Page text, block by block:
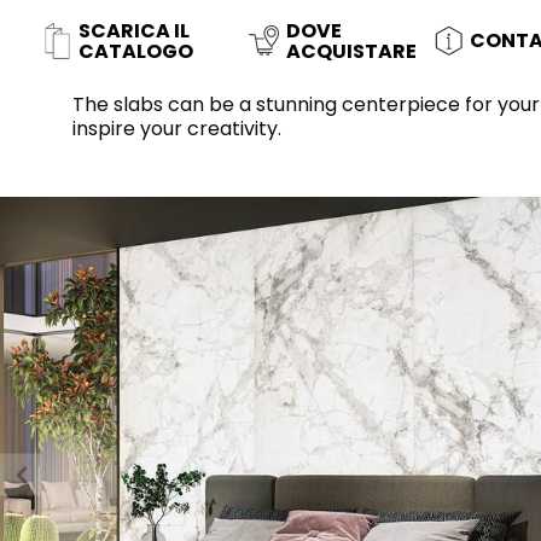
BRICKS MARMO PIETRA CEMENTO
MURO
TILE TECHNOLOGY
WC LAVABI BIDET VASCHE DA
SISTEMI DI
RISCIACQUO
PIATTI DOCCIA
SPECCHI E LUCI SEAT COVERS
Slabs
PARETI
SCARICA IL
CATALOGO
DOVE
ACQUISTARE
The slabs can be a stunning centerpiece for
inspire your creativity.